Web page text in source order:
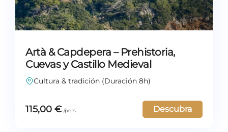
Artà & Capdepera – Prehistoria,
Cuevas y Castillo Medieval
Cultura & tradición (Duración 8h)
115,00 € Descubra